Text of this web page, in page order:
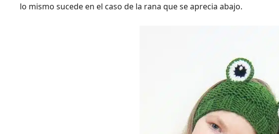
lo mismo sucede en el caso de la rana que se aprecia abajo.